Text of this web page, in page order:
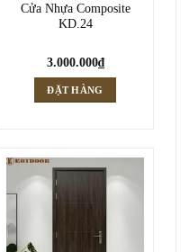
Cửa Nhựa Composite
KD.24
3.000.000₫
ĐẶT HÀNG